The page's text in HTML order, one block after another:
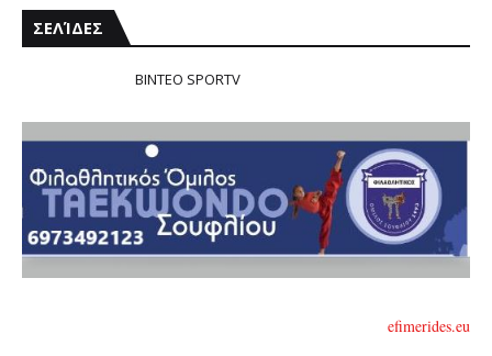
ΣΕΛΊΔΕΣ
ΒΙΝΤΕΟ SPORTV
efimerides.eu